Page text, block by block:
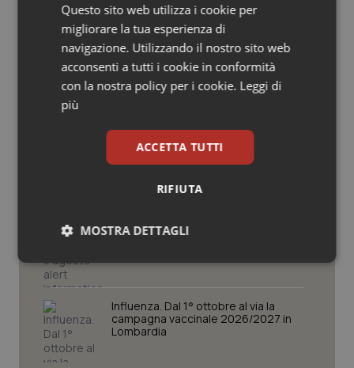
Salute orale & impianti
Sangue & coagulazione
Tiroide
Tumore al seno
Tumori del Polmone & Testa Collo
Tumori gastrointestinali
Ulcera & Reflusso
Vaccini
Piemonte
Cresce la ricerca in Emilia-Romagna:
nel 2025 condotti 1.530 studi, il
Puglia. Unità di crisi sanitaria al lavoro,
Decaro accelera su 118, liste d’attesa
Farmaci. Puglia, dal 3 agosto alert
Influenza. Dal 1° ottobre al via la
campagna vaccinale 2026/2027 in
Lombardia
Questo sito web utilizza i cookie per
migliorare la tua esperienza di
navigazione. Utilizzando il nostro sito web
acconsenti a tutti i cookie in conformità
con la nostra policy per i cookie. Leggi di
più
ACCETTA TUTTI
RIFIUTA
MOSTRA DETTAGLI
Necessari Statistici Marketing